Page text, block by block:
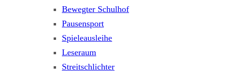
Bewegter Schulhof
Pausensport
Spieleausleihe
Leseraum
Streitschlichter